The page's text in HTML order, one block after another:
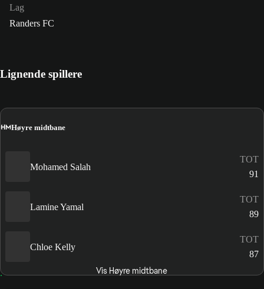
Lag
Randers FC
Lignende spillere
HMHøyre midtbane
Mohamed Salah
TOT
91
Lamine Yamal
TOT
89
Chloe Kelly
TOT
87
Vis Høyre midtbane